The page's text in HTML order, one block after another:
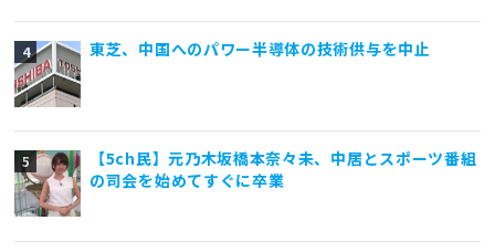
東芝、中国へのパワー半導体の技術供与を中止
【5ch民】元乃木坂橋本奈々未、中居とスポーツ番組
の司会を始めてすぐに卒業